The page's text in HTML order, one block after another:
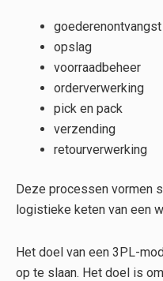
goederenontvangst
opslag
voorraadbeheer
orderverwerking
pick en pack
verzending
retourverwerking
Deze processen vormen
logistieke keten van een
Het doel van een 3PL-
op te slaan. Het doel is